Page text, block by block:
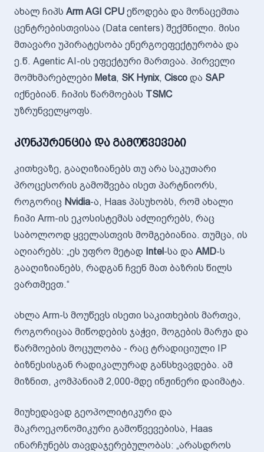
ახალ ჩიპს Arm AGI CPU ეწოდება და მონაცემთა
ცენტრებისთვისაა (Data centers) შექმნილი. მისი
მთავარი უპირატესობა ენერგოეფექტურობა და
ე.წ. Agentic AI-ის ეფექტური მართვაა. პირველი
მომხმარებლები Meta, SK Hynix, Cisco და SAP
იქნებიან. ჩიპის წარმოებას TSMC
უზრუნველყოფს.
კონკურენცია და გამოწვევები
კითხვაზე, გააღიზიანებს თუ არა საკუთარი
პროცესორის გამოშვება ისეთ პარტნიორს,
როგორიც Nvidia-ა, Haas პასუხობს, რომ ახალი
ჩიპი Arm-ის ეკოსისტემას აძლიერებს, რაც
საბოლოოდ ყველასთვის მომგებიანია. თუმცა, ის
აღიარებს: „ეს უფრო მეტად Intel -სა და AMD-ს
გააღიზიანებს, რადგან ჩვენ მათ ბაზრის წილს
ვართმევთ.“
ახლა Arm-ს მოუწევს ისეთი საკითხების მართვა,
როგორიცაა მიწოდების ჯაჭვი, მოგების მარჟა და
წარმოების მოცულობა - რაც ტრადიციული IP
ბიზნესისგან რადიკალურად განსხვავდება. ამ
მიზნით, კომპანიამ 2,000-მდე ინჟინერი დაიმატა.
მიუხედავად გეოპოლიტიკური და
მაკროეკონომიკური გამოწვევებისა, Haas
ინარჩუნებს თავდაჯერებულობას: „არასდროს